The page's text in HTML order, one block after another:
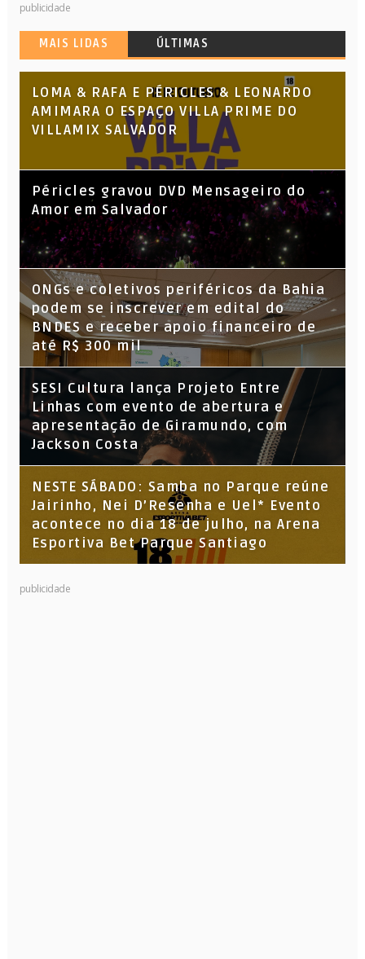
publicidade
MAIS LIDAS ÚLTIMAS
LOMA & RAFA E PÉRICLES & LEONARDO
AMIMARA O ESPAÇO VILLA PRIME DO
VILLAMIX SALVADOR
Péricles gravou DVD Mensageiro do
Amor em Salvador
ONGs e coletivos periféricos da Bahia
podem se inscrever em edital do
BNDES e receber apoio financeiro de
até R$ 300 mil
SESI Cultura lança Projeto Entre
Linhas com evento de abertura e
apresentação de Giramundo, com
Jackson Costa
NESTE SÁBADO: Samba no Parque reúne
Jairinho, Nei D’Resenha e Uel* Evento
acontece no dia 18 de julho, na Arena
Esportiva Bet Parque Santiago
publicidade